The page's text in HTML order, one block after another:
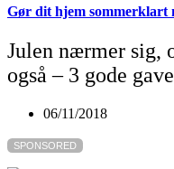
Gør dit hjem sommerklart
Julen nærmer sig,
også – 3 gode
06/11/2018
SPONSORED